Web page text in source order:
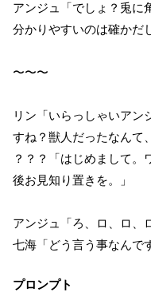
アンジュ「でしょ？兎に
分かりやすいのは確かだ
〜〜〜
リン「いらっしゃいアン
すね？獣人だったなんて
？？？「はじめまして。
後お見知り置きを。」
アンジュ「ろ、ロ、ロ、
七海「どう言う事なんで
プロンプト